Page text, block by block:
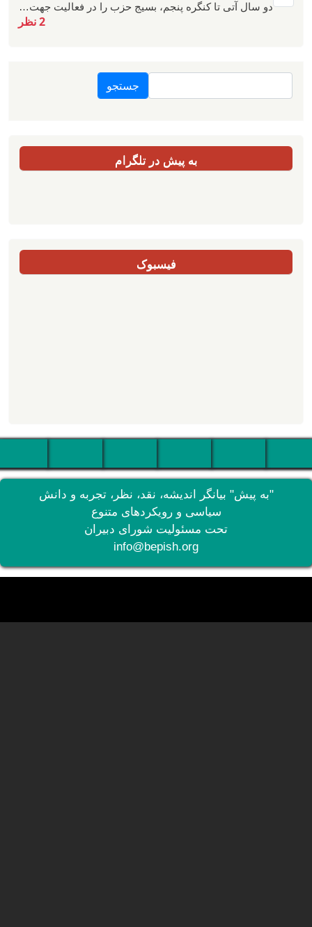
دو سال آتی تا کنگره پنجم، بسیج حزب را در فعالیت جهت…
جستجو
به پیش در تلگرام
فیسبوک
"به پیش" بیانگر اندیشه، نقد، نظر، تجربه و دانش
سیاسی و رویکردهای متنوع
تحت مسئولیت شورای دبیران
info@bepish.org